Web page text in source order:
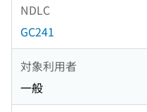
NDLC
GC241
対象利用者
一般